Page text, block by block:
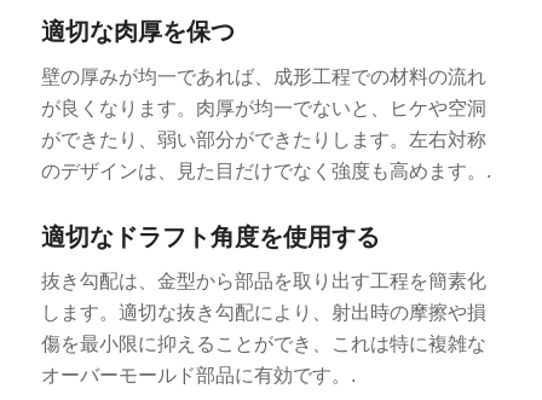
適切な肉厚を保つ
壁の厚みが均一であれば、成形工程での材料の流れ
が良くなります。肉厚が均一でないと、ヒケや空洞
ができたり、弱い部分ができたりします。左右対称
のデザインは、見た目だけでなく強度も高めます。.
適切なドラフト角度を使用する
抜き勾配は、金型から部品を取り出す工程を簡素化
します。適切な抜き勾配により、射出時の摩擦や損
傷を最小限に抑えることができ、これは特に複雑な
オーバーモールド部品に有効です。.